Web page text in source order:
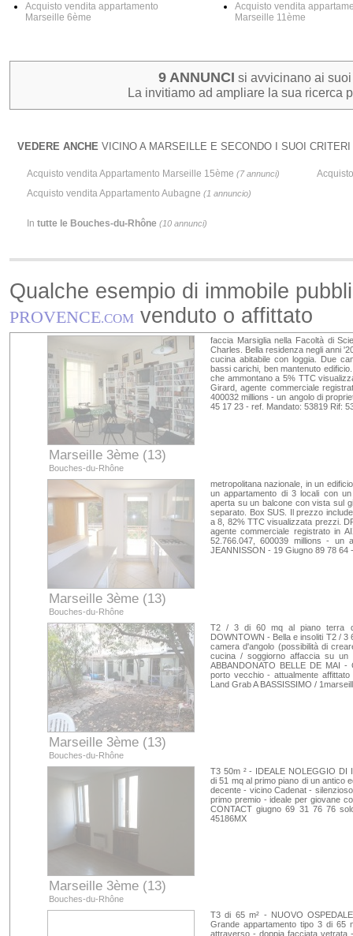
Acquisto vendita appartamento
Marseille 6ème
Acquisto vendita
Marseille 11ème
9 ANNUNCI si avvicinano ai
La invitiamo ad ampliare la sua ricerca
VEDERE ANCHE VICINO A MARSEILLE E SECONDO I SUOI CRITERI
Acquisto vendita Appartamento Marseille 15ème (7 annunci)
Acquisto vendita Appartamento Aubagne (1 annuncio)
In tutte le Bouches-du-Rhône (10 annunci)
Qualche esempio di immobile
PROVENCE.COM venduto o affittato
Marseille 3ème (13)
Bouches-du-Rhône
faccia Marsiglia nella Facoltà di
Charles. Bella residenza negli anni
cucina abitabile con loggia. Due
bassi carichi, ben mantenuto
che ammontano a 5% TTC
Girard, agente commerciale
400032 millions - un angolo di
45 17 23 - ref. Mandato: 53819 Rif:
Marseille 3ème (13)
Bouches-du-Rhône
metropolitana nazionale, in un
un appartamento di 3 locali con
aperta su un balcone con vista sul
separato. Box SUS. Il prezzo
a 8, 82% TTC visualizzata prezzi.
agente commerciale registrato in
52.766.047, 600039 millions - un
JEANNISSON - 19 Giugno 89 78 64
Marseille 3ème (13)
Bouches-du-Rhône
T2 / 3 di 60 mq al piano terra
DOWNTOWN - Bella e insoliti T2 /
camera d'angolo (possibilità di
cucina / soggiorno affaccia su
ABBANDONATO BELLE DE MAI
porto vecchio - attualmente
Land Grab A BASSISSIMO /
Marseille 3ème (13)
Bouches-du-Rhône
T3 50m ² - IDEALE NOLEGGIO DI
di 51 mq al primo piano di un antico
decente - vicino Cadenat -
primo premio - ideale per giovane
CONTACT giugno 69 31 76 76
45186MX
T3 di 65 m² - NUOVO
Grande appartamento tipo 3 di 65
attraverso - doppia facciata vetrata